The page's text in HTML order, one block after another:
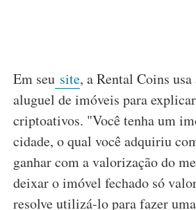
Em seu site, a Rental Coins
aluguel de imóveis para
criptoativos. "Você tenha um
cidade, o qual você adquiriu
ganhar com a valorização do
deixar o imóvel fechado só
resolve utilizá-lo para fazer